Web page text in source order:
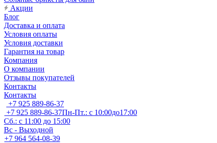
Акции
Блог
Доставка и оплата
Условия оплаты
Условия доставки
Гарантия на товар
Компания
О компании
Отзывы покупателей
Контакты
Контакты
+7 925 889-86-37
+7 925 889-86-37Пн-Пт.: с 10:00до17:00
Сб.: с 11:00 до 15:00
Вс - Выходной
+7 964 564-08-39